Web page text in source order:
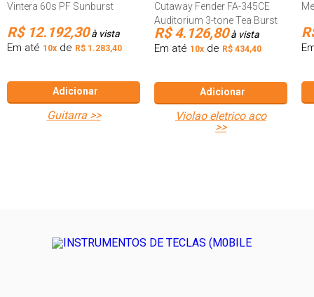
Vintera 60s PF Sunburst
R$ 12.192,30à vista
Em até 10x de R$ 1.283,40
Adicionar
guitarra >>
Cutaway Fender FA-345CE
Auditorium 3-tone Tea Burst
R$ 4.126,80à vista
Em até 10x de R$ 434,40
Adicionar
violao eletrico aco
>>